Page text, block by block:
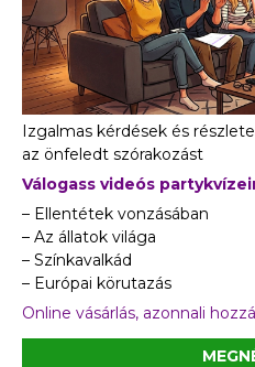
Izgalmas kérdések és
az önfeledt szórakozást
Válogass videós
– Ellentétek vonzásában
– Az állatok világa
– Színkavalkád
– Európai körutazás
Online vásárlás, azonnali